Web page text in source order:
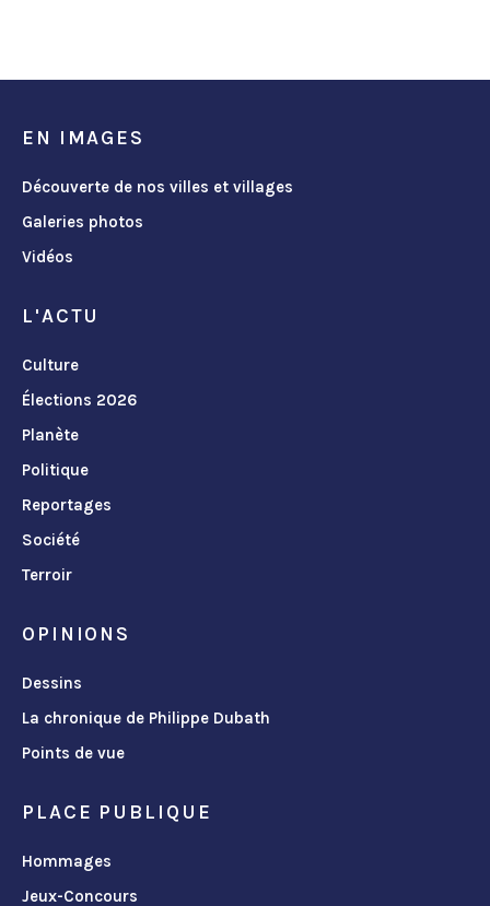
EN IMAGES
Découverte de nos villes et villages
Galeries photos
Vidéos
L'ACTU
Culture
Élections 2026
Planète
Politique
Reportages
Société
Terroir
OPINIONS
Dessins
La chronique de Philippe Dubath
Points de vue
PLACE PUBLIQUE
Hommages
Jeux-Concours